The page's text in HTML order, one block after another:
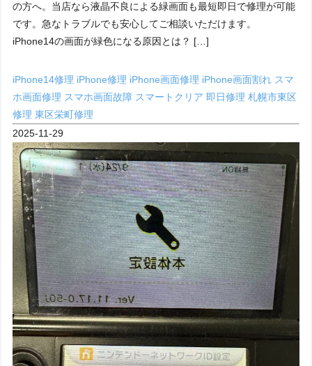
の方へ。当店なら液晶不良による緑画面も最短即日で修理が可能
です。急なトラブルでも安心してご相談いただけます。
iPhone14の画面が緑色になる原因とは？ […]
iPhone14修理 iPhone修理 iPhone画面修理 iPhone画面割れ スマ
ホ画面修理 スマホ画面故障 スマートクリア 即日修理札幌市東区
修理東区栄町修理
2025-11-29